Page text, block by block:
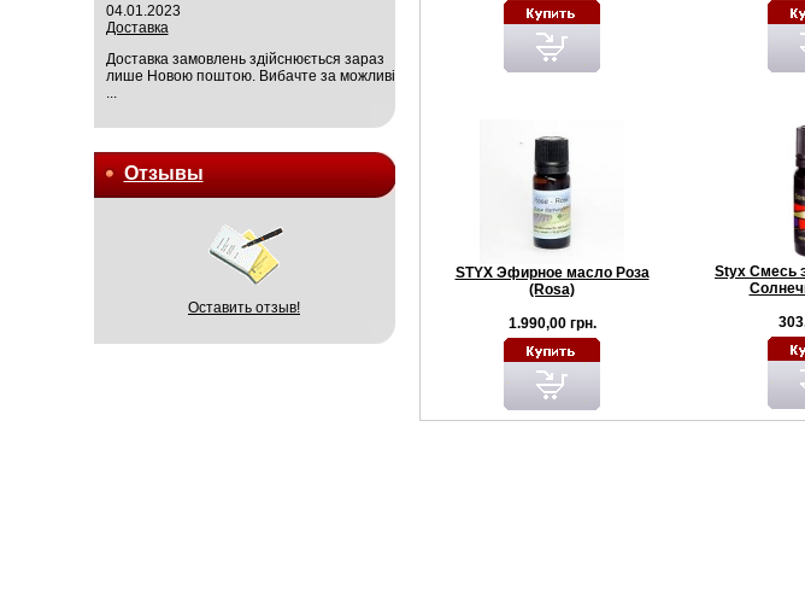
04.01.2023
Доставка
Доставка замовлень здійснюється зараз
лише Новою поштою. Вибачте за можливі
...
Отзывы
Оставить отзыв!
STYX Эфирное масло Роза
(Rosa)
1.990,00 грн.
Styx Смесь